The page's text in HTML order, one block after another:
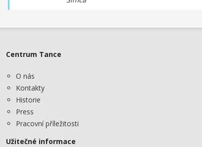
Centrum Tance
O nás
Kontakty
Historie
Press
Pracovní příležitosti
Užitečné informace